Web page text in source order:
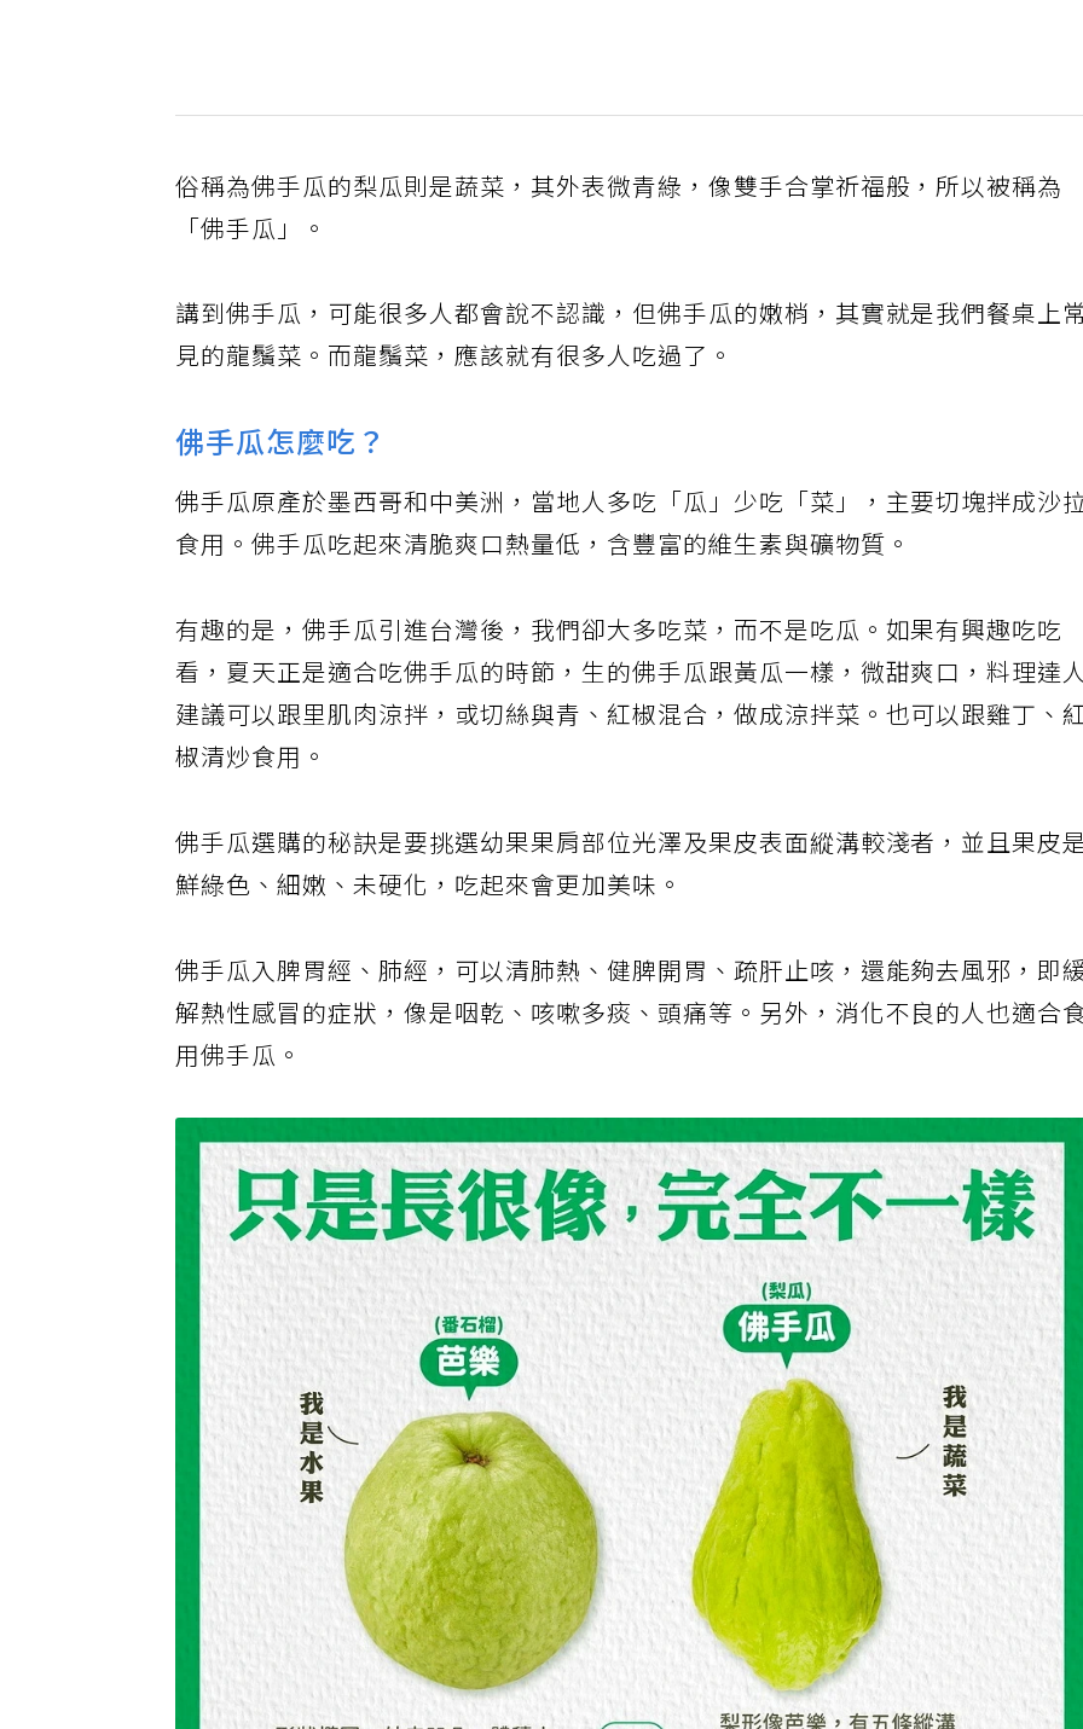
俗稱為佛手瓜的梨瓜則是蔬菜，其外表微青綠，像雙手合掌祈福般，所以被稱為
「佛手瓜」。
講到佛手瓜，可能很多人都會說不認識，但佛手瓜的嫩梢，其實就是我們餐桌上
見的龍鬚菜。而龍鬚菜，應該就有很多人吃過了。
佛手瓜怎麼吃？
佛手瓜原產於墨西哥和中美洲，當地人多吃「瓜」少吃「菜」，主要切塊拌成沙
食用。佛手瓜吃起來清脆爽口熱量低，含豐富的維生素與礦物質。
有趣的是，佛手瓜引進台灣後，我們卻大多吃菜，而不是吃瓜。如果有興趣吃吃
看，夏天正是適合吃佛手瓜的時節，生的佛手瓜跟黃瓜一樣，微甜爽口，料理達
建議可以跟里肌肉涼拌，或切絲與青、紅椒混合，做成涼拌菜。也可以跟雞丁、
椒清炒食用。
佛手瓜選購的秘訣是要挑選幼果果肩部位光澤及果皮表面縱溝較淺者，並且果皮
鮮綠色、細嫩、未硬化，吃起來會更加美味。
佛手瓜入脾胃經、肺經，可以清肺熱、健脾開胃、疏肝止咳，還能夠去風邪，即
解熱性感冒的症狀，像是咽乾、咳嗽多痰、頭痛等。另外，消化不良的人也適合
用佛手瓜。